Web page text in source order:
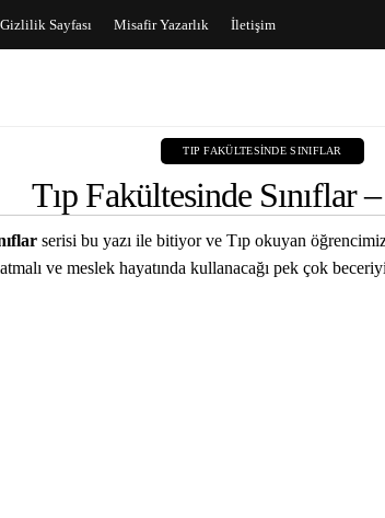
Gizlilik Sayfası Misafir Yazarlık İletişim
TIP FAKÜLTESINDE SINIFLAR
Tıp Fakültesinde Sınıflar
serisi bu yazı ile bitiyor ve Tıp okuyan
ve meslek hayatında kullanacağı pek çok